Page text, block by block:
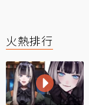
火熱排行